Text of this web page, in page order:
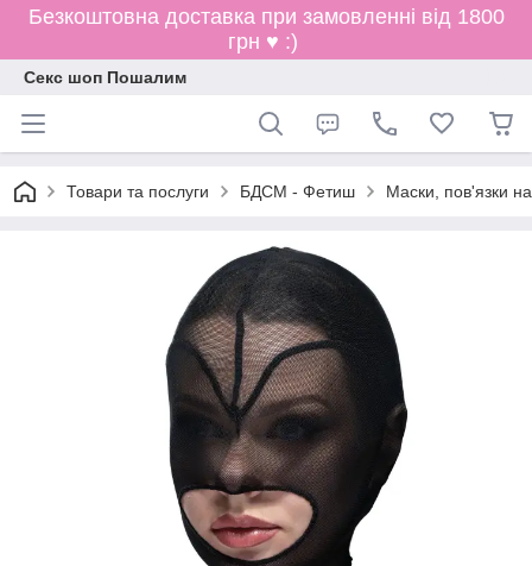
Безкоштовна доставка при замовленні від 1800
грн ♥ :)
Секс шоп Пошалим
Товари та послуги БДСМ - Фетиш Маски, пов'язки на